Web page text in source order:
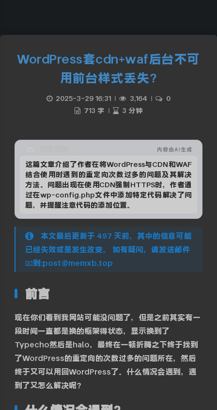
WordPress套cdn+waf后台不可
用前台样式丢失?
2025-3-29 16:31 | 3,164 |
0
713 字 | 3 分钟
内容由AI生成
这篇文章介绍了作者在将WordPress与CDN和WAF
结合使用时遇到的重定向次数过多的问题及其解决
方法。问题出现在使用CDN强制HTTPS时，作者通
过在wp-config.php文件中添加特定代码解决了问
题，并提醒注意代码的添加位置。
本文最后更新于 497 天前，其中的信息可能
已经失效或是发生改变。 如有疑问，请发送邮件
📧到:post@memxb.top
前言
现在你们看到我网站可能没问题了，但是之前其实有一
段时间一直都是换的框架得状态，显示换到了
Typecho然后是halo，最终在一顿折腾之下终于找到
了WordPress的重定向的次数过多的问题所在，然后
终于又可以用回WordPress了。什么情况会遇到，遇
到了又怎么解决呢？